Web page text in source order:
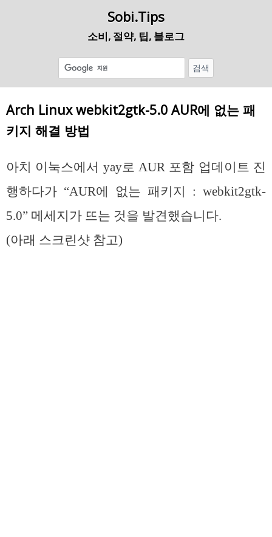
Sobi.Tips
소비, 절약, 팁, 블로그
Arch Linux webkit2gtk-5.0 AUR에 없는 패
키지 해결 방법
아치 이눅스에서 yay로 AUR 포함 업데이트 진
행하다가 “AUR에 없는 패키지 : webkit2gtk-
5.0” 메세지가 뜨는 것을 발견했습니다.
(아래 스크린샷 참고)